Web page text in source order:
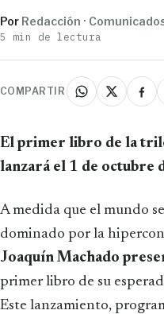
Por Redacción ·
5 min de lectura
COMPARTIR
El primer libro de la trilogía, Electrosmog 6G, se
lanzará el 1 de octubre
A medida que el mundo
dominado por la
Joaquín Machado
primer libro de su
Este lanzamiento,